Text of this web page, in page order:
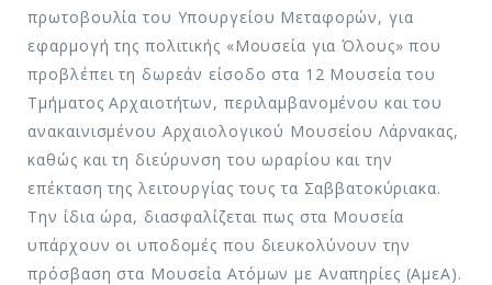
πρωτοβουλία του Υπουργείου Μεταφορών, για
εφαρμογή της πολιτικής «Μουσεία για Όλους» που
προβλέπει τη δωρεάν είσοδο στα 12 Μουσεία του
Τμήματος Αρχαιοτήτων, περιλαμβανομένου και του
ανακαινισμένου Αρχαιολογικού Μουσείου Λάρνακας,
καθώς και τη διεύρυνση του ωραρίου και την
επέκταση της λειτουργίας τους τα Σαββατοκύριακα.
Την ίδια ώρα, διασφαλίζεται πως στα Μουσεία
υπάρχουν οι υποδομές που διευκολύνουν την
πρόσβαση στα Μουσεία Ατόμων με Αναπηρίες (ΑμεΑ).